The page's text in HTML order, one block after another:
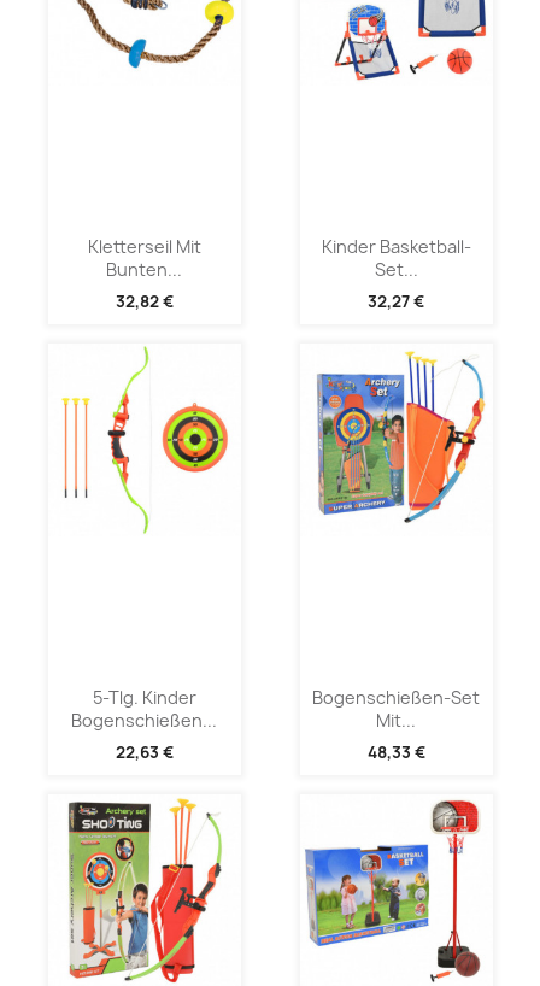
Kletterseil Mit
Bunten...
32,82 €
Kinder Basketball-
Set...
32,27 €
5-Tlg. Kinder
Bogenschießen...
22,63 €
Bogenschießen-Set
Mit...
48,33 €